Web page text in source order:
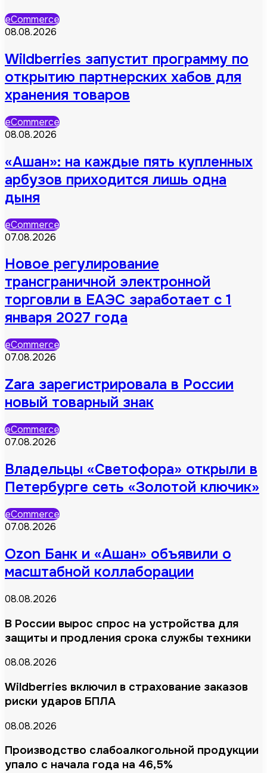
eCommerce
08.08.2026
Wildberries запустит программу по
открытию партнерских хабов для
хранения товаров
eCommerce
08.08.2026
«Ашан»: на каждые пять купленных
арбузов приходится лишь одна
дыня
eCommerce
07.08.2026
Новое регулирование
трансграничной электронной
торговли в ЕАЭС заработает с 1
января 2027 года
eCommerce
07.08.2026
Zara зарегистрировала в России
новый товарный знак
eCommerce
07.08.2026
Владельцы «Светофора» открыли в
Петербурге сеть «Золотой ключик»
eCommerce
07.08.2026
Ozon Банк и «Ашан» объявили о
масштабной коллаборации
08.08.2026
В России вырос спрос на устройства для
защиты и продления срока службы техники
08.08.2026
Wildberries включил в страхование заказов
риски ударов БПЛА
08.08.2026
Производство слабоалкогольной продукции
упало с начала года на 46,5%